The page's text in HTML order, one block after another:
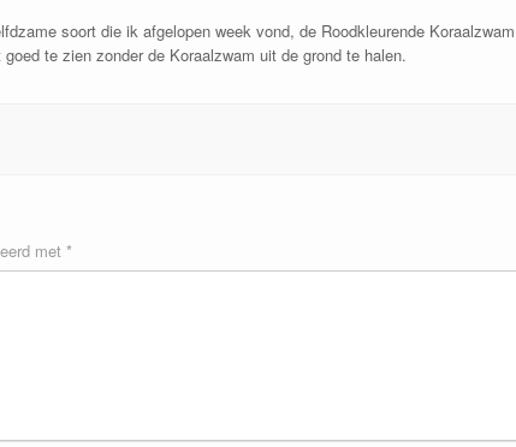
soort die ik afgelopen week vond, de Roodkleurende
te zien zonder de Koraalzwam uit de grond te halen.
met *